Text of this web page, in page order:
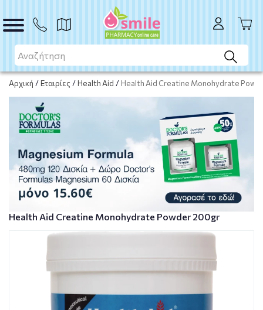
Αρχική /Εταιρίες /Health Aid / Health Aid Creatine Monohydrate
ΑΓΟΡΑ
Health Aid Creatine Monohydrate Powder 200gr